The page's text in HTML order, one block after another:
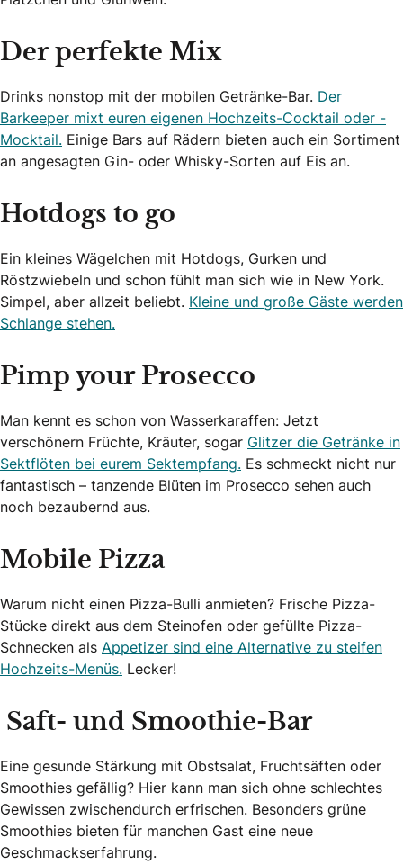
Der perfekte Mix
Drinks nonstop mit der mobilen Getränke-Bar. Der
Barkeeper mixt euren eigenen Hochzeits-Cocktail oder -
Mocktail. Einige Bars auf Rädern bieten auch ein Sortiment
an angesagten Gin- oder Whisky-Sorten auf Eis an.
Hotdogs to go
Ein kleines Wägelchen mit Hotdogs, Gurken und
Röstzwiebeln und schon fühlt man sich wie in New York.
Simpel, aber allzeit beliebt. Kleine und große Gäste werden
Schlange stehen.
Pimp your Prosecco
Man kennt es schon von Wasserkaraffen: Jetzt
verschönern Früchte, Kräuter, sogar Glitzer die Getränke in
Sektflöten bei eurem Sektempfang. Es schmeckt nicht nur
fantastisch – tanzende Blüten im Prosecco sehen auch
noch bezaubernd aus.
Mobile Pizza
Warum nicht einen Pizza-Bulli anmieten? Frische Pizza-
Stücke direkt aus dem Steinofen oder gefüllte Pizza-
Schnecken als Appetizer sind eine Alternative zu steifen
Hochzeits-Menüs. Lecker!
Saft- und Smoothie-Bar
Eine gesunde Stärkung mit Obstsalat, Fruchtsäften oder
Smoothies gefällig? Hier kann man sich ohne schlechtes
Gewissen zwischendurch erfrischen. Besonders grüne
Smoothies bieten für manchen Gast eine neue
Geschmackserfahrung.